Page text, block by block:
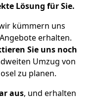
Lösung für Sie.
kümmern uns
erhalten.
Sie uns noch
Umzug von
zu planen.
aus, und erhalten